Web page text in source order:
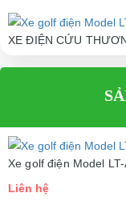
XE ĐIỆN CỨU
Liên hệ
Xe golf điện Model
Liên hệ